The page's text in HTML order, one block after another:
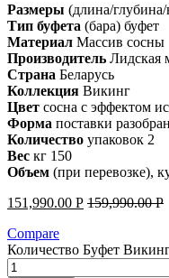
Размеры (длина/
Тип буфета (бара) буфет
Материал Массив сосны
Производитель Лидская
Страна Беларусь
Коллекция Викинг
Цвет сосна с эффектом
Форма поставки
Количество упаковок 2
Вес кг 150
Объем (при перевозке),
151,990.00 Р 159,990.00Р
Compare
Количество Буфет